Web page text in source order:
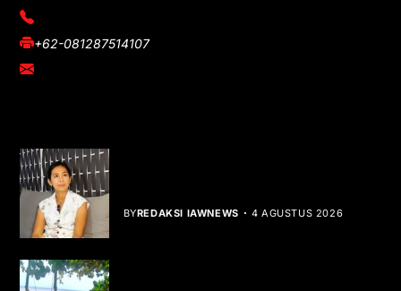
(021) 3908026
+62-081287514107
adm@iawnews.com
BYREDAKSI IAWNEWS 4 AGUSTUS 2026